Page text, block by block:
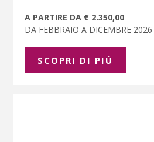
A PARTIRE DA € 2.350,00
DA FEBBRAIO A DICEMBRE 2026
SCOPRI DI PIÚ